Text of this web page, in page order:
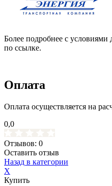
Более подробнее с условиями
по ссылке.
Оплата
Оплата осуществляется на
0,0
Отзывов: 0
Оставить отзыв
Назад в категории
X
Купить